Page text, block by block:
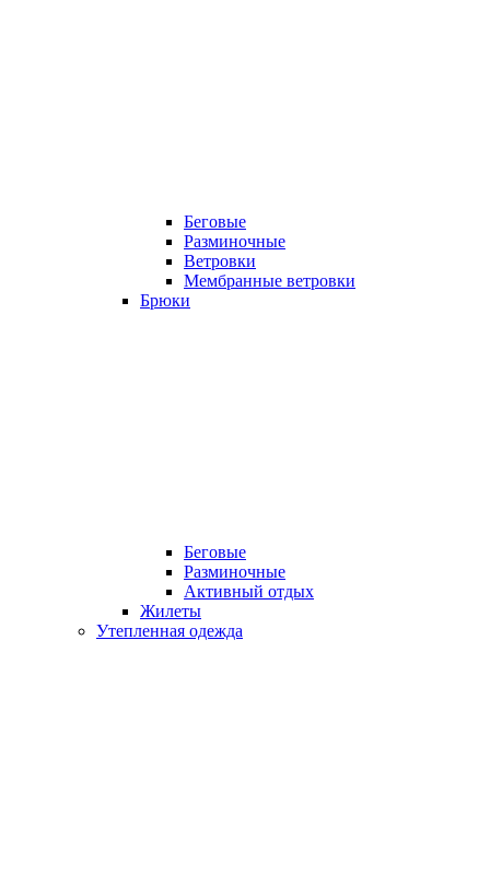
Беговые
Разминочные
Ветровки
Мембранные ветровки
Брюки
Беговые
Разминочные
Активный отдых
Жилеты
Утепленная одежда